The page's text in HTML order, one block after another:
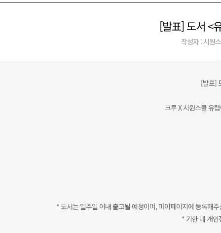
[발표] 도서 <
작성자 : 시원
[발표]
크루 X 시원스쿨 유
* 도서는 일주일 이내 출고될 예정이며, 마이페이지에 등록해
* 기한 내 개인